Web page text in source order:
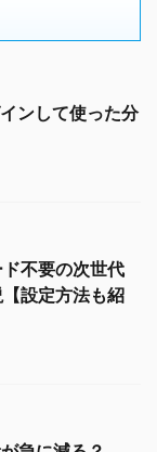
ンして使った分
不要の次世代
設定方法も紹